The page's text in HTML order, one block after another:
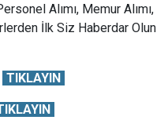
Alımı, Memur Alımı,
İlk Siz Haberdar Olun
TIKLAYIN